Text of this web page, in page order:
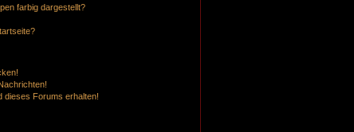
farbig dargestellt?
dieses Forums erhalten!